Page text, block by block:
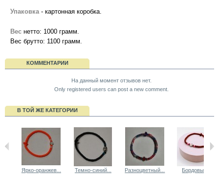
Упаковка - картонная коробка.
Вес нетто: 1000 грамм.
Вес брутто: 1100 грамм.
КОММЕНТАРИИ
На данный момент отзывов нет.
Only registered users can post a new comment.
В ТОЙ ЖЕ КАТЕГОРИИ
Ярко-оранжев... Темно-синий... Разноцветный... Бордовый...